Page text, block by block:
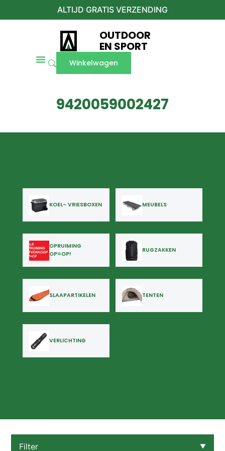
ALTIJD GRATIS VERZENDING
OUTDOOR
EN SPORT
Winkelwagen
9420059002427
KOEL- VRIESBOXEN MEUBELS
OPRUIMING
OP=OP!
RUGZAKKEN
SLAAPARTIKELEN TENTEN
VERLICHTING
Filter ▼